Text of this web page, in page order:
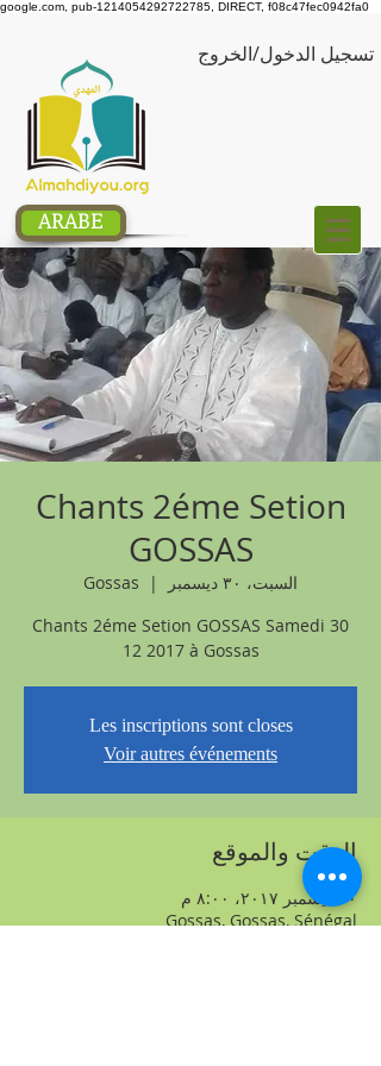
google.com, pub-1214054292722785, DIRECT, f08c47fec0942fa0
تسجيل الدخول/الخروج
ARABE
Chants 2éme Setion
GOSSAS
السبت، ٣٠ ديسمبر
  |
Gossas
Chants 2éme Setion GOSSAS Samedi 30
12 2017 à Gossas
Les inscriptions sont closes
Voir autres événements
الوقت والموقع
٣٠ ديسمبر ٢٠١٧، ٨:٠٠ م
Gossas, Gossas, Sénégal